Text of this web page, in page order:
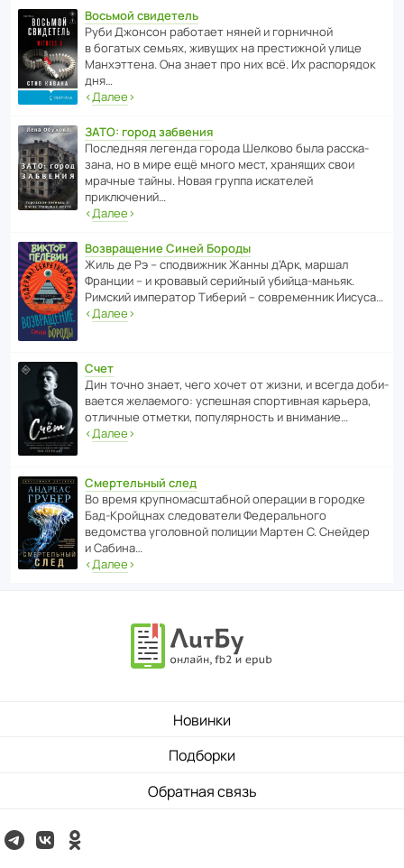
Восьмой свидетель
Руби Джонсон рабо­тает няней и горни­чной
в богатых семьях, живущих на прес­ти­жной улице
Манх­эт­тена. Она знает про них всё. Их распо­рядок
дня…
‹Далее›
ЗАТО: город забвения
После­дняя легенда города Шелково была расска­
зана, но в мире ещё много мест, хранящих свои
мрачные тайны. Новая группа иска­телей
приключений…
‹Далее›
Возвращение Синей Бороды
Жиль де Рэ – спод­ви­жник Жанны д’Арк, маршал
Франции – и кровавый серийный убийца-маньяк.
Римский импе­ратор Тиберий – совре­менник Иисуса…
‹Далее›
Счет
Дин точно знает, чего хочет от жизни, и всегда доби­
ва­ется жела­е­мого: успе­шная спор­ти­вная карьера,
отли­чные отметки, попу­ля­р­ность и внимание…
‹Далее›
Смертельный след
Во время круп­но­мас­ш­та­бной операции в городке
Бад‑Крой­цнах следо­ва­тели Феде­раль­ного
ведомства уголо­вной полиции Мартен С. Снейдер
и Сабина…
‹Далее›
Новинки
Подборки
Обратная связь